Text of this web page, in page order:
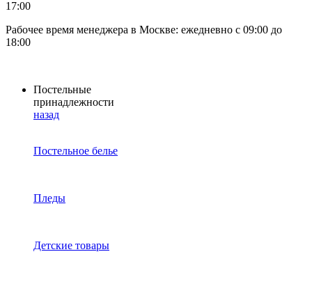
17:00
Рабочее время менеджера в Москве: ежедневно с 09:00 до
18:00
Постельные
принадлежности
назад
Постельное белье
Пледы
Детские товары